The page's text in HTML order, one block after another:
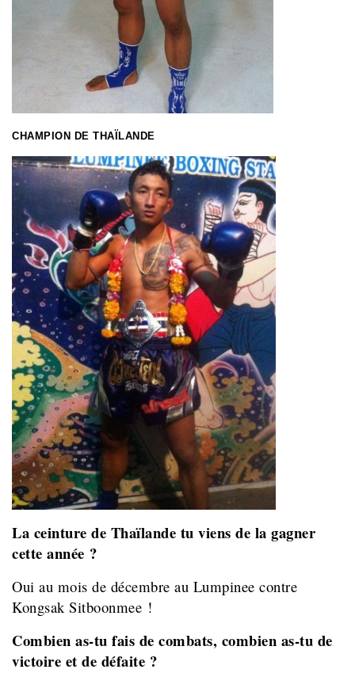
CHAMPION DE THAÏLANDE
La ceinture de Thaïlande tu viens de la gagner
cette année ?
Oui au mois de décembre au Lumpinee contre
Kongsak Sitboonmee !
Combien as-tu fais de combats, combien as-tu de
victoire et de défaite ?